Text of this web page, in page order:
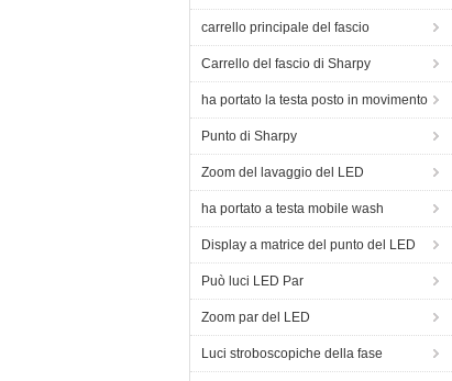
carrello principale del fascio
Carrello del fascio di Sharpy
ha portato la testa posto in movimento
Punto di Sharpy
Zoom del lavaggio del LED
ha portato a testa mobile wash
Display a matrice del punto del LED
Può luci LED Par
Zoom par del LED
Luci stroboscopiche della fase